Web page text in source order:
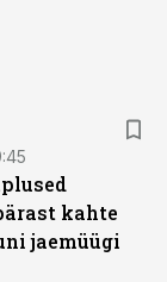
kahte
jaemüügi